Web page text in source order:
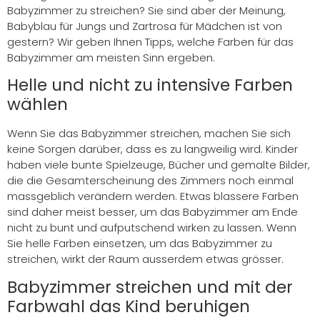
Babyzimmer zu streichen? Sie sind aber der Meinung,
Babyblau für Jungs und Zartrosa für Mädchen ist von
gestern? Wir geben Ihnen Tipps, welche Farben für das
Babyzimmer am meisten Sinn ergeben.
Helle und nicht zu intensive Farben
wählen
Wenn Sie das Babyzimmer streichen, machen Sie sich
keine Sorgen darüber, dass es zu langweilig wird. Kinder
haben viele bunte Spielzeuge, Bücher und gemalte Bilder,
die die Gesamterscheinung des Zimmers noch einmal
massgeblich verändern werden. Etwas blassere Farben
sind daher meist besser, um das Babyzimmer am Ende
nicht zu bunt und aufputschend wirken zu lassen. Wenn
Sie helle Farben einsetzen, um das Babyzimmer zu
streichen, wirkt der Raum ausserdem etwas grösser.
Babyzimmer streichen und mit der
Farbwahl das Kind beruhigen